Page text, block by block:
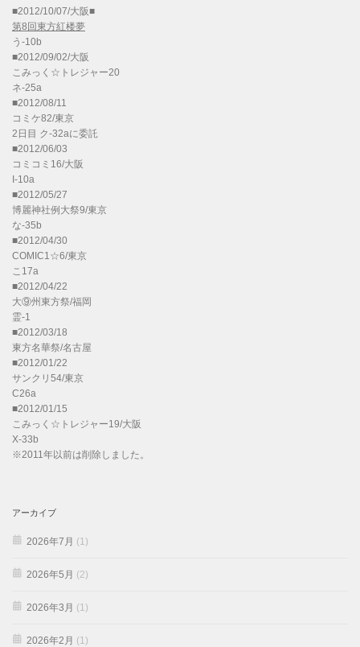
■2012/10/07/大阪■
第8回東方紅楼夢
う-10b
■2012/09/02/大阪
こみっく☆トレジャー20
ネ-25a
■2012/08/11
コミケ82/東京
2日目 ク-32aに委託
■2012/06/03
コミコミ16/大阪
I-10a
■2012/05/27
博麗神社例大祭9/東京
な-35b
■2012/04/30
COMIC1☆6/東京
こ17a
■2012/04/22
大⑨州東方祭/福岡
霊-1
■2012/03/18
東方名華祭/名古屋
■2012/01/22
サンクリ54/東京
C26a
■2012/01/15
こみっく☆トレジャー19/大阪
X-33b
※2011年以前は削除しました。
アーカイブ
2026年7月 (1)
2026年5月 (2)
2026年3月 (1)
2026年2月 (1)